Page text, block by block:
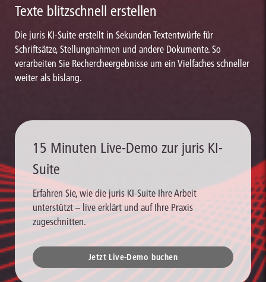
Texte blitzschnell erstellen
Die juris KI-Suite erstellt in Sekunden Textentwürfe für
Schriftsätze, Stellungnahmen und andere Dokumente. So
verarbeiten Sie Rechercheergebnisse um ein Vielfaches schneller
weiter als bislang.
15 Minuten Live-Demo zur juris KI-
Suite
Erfahren Sie, wie die juris KI-Suite Ihre Arbeit
unterstützt – live erklärt und auf Ihre Praxis
zugeschnitten.
Jetzt Live-Demo buchen